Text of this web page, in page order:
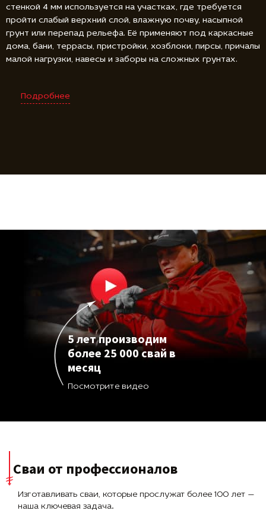
стенкой 4 мм используется на участках, где требуется
пройти слабый верхний слой, влажную почву, насыпной
грунт или перепад рельефа. Её применяют под каркасные
дома, бани, террасы, пристройки, хозблоки, пирсы, причалы
малой нагрузки, навесы и заборы на сложных грунтах.
Подробнее
5 лет производим
более 25 000 свай в
месяц
Посмотрите видео
Сваи от профессионалов
Изготавливать сваи, которые прослужат более 100 лет —
наша ключевая задача.